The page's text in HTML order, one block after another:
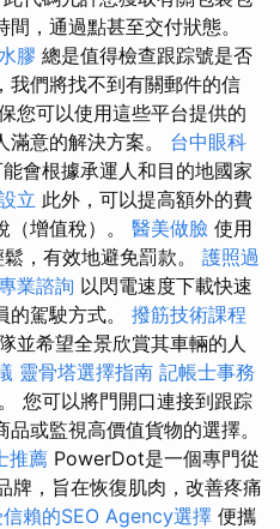
，通過點甚至交付狀態。
膠 總是值得檢查跟踪號是否
我們將找不到有關郵件的信
您可以使用這些平台提供的
意的解決方案。 台中眼科
會根據承運人和目的地國家
立 此外，可以提高額外的費
（增值稅）。 醫美做臉 使用
，有效地避免罰款。 護照過
業諮詢 以閃電速度下載快速
的駕駛方式。 撥筋技術課程
並希望全景欣賞其車輛的人
靈骨塔選擇指南 記帳士事務
您可以將門開口連接到跟踪
或監視高價值貨物的選擇。
推薦 PowerDot是一個專門從
牌，旨在恢復肌肉，改善疼痛
賴的SEO Agency選擇 便攜